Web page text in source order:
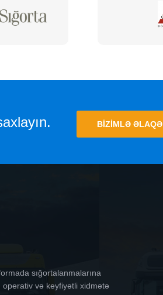
BIZIMLƏ ƏLAQƏ
sığortalanmalarına
operativ və keyfiyətli xidmətə